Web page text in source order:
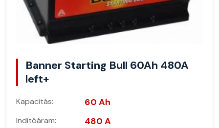
Banner Starting Bull 60Ah 480A
left+
Kapacitás: 60 Ah
Indítóáram: 480 A